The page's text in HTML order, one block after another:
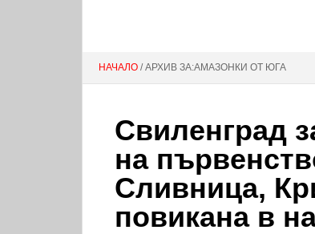
НАЧАЛО / АРХИВ ЗА:АМАЗОНКИ ОТ ЮГА
Свиленград
на
Сливница,
повикана в